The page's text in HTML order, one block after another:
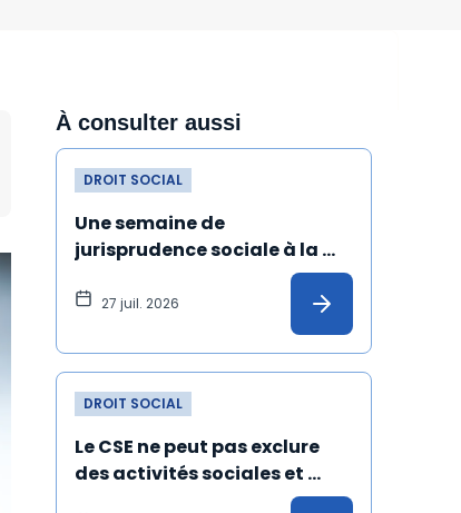
À consulter aussi
DROIT SOCIAL
Une semaine de
jurisprudence sociale à la
27 juil. 2026
DROIT SOCIAL
Le CSE ne peut pas exclure
des activités sociales et